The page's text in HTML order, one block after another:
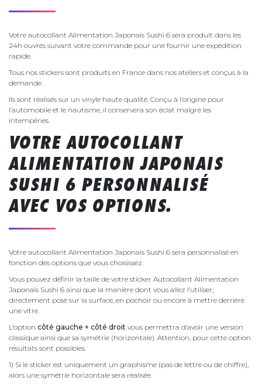
Votre autocollant Alimentation Japonais Sushi 6 sera produit dans les
24h ouvrés suivant votre commande pour une fournir une expédition
rapide.
Tous nos stickers sont produits en France dans nos ateliers et conçus à la
demande.
Ils sont réalisés sur un vinyle haute qualité. Conçu à l’origine pour
l’automobile et le nautisme, il conservera son éclat malgré les
intempéries.
VOTRE AUTOCOLLANT
ALIMENTATION JAPONAIS
SUSHI 6 PERSONNALISÉ
AVEC VOS OPTIONS.
Votre autocollant Alimentation Japonais Sushi 6 sera personnalisé en
fonction des options que vous choisissez.
Vous pouvez définir la taille de votre sticker Autocollant Alimentation
Japonais Sushi 6 ainsi que la manière dont vous allez l’utiliser;
directement posé sur la surface, en pochoir ou encore à mettre derrière
une vitre.
L’option côté gauche + côté droit vous permettra d’avoir une version
classique ainsi que sa symétrie (horizontale). Attention, pour cette option
résultats sont possibles.
1) Si le sticker est uniquement un graphisme (pas de lettre ou de chiffre),
alors une symétrie horizontale sera réalisée.